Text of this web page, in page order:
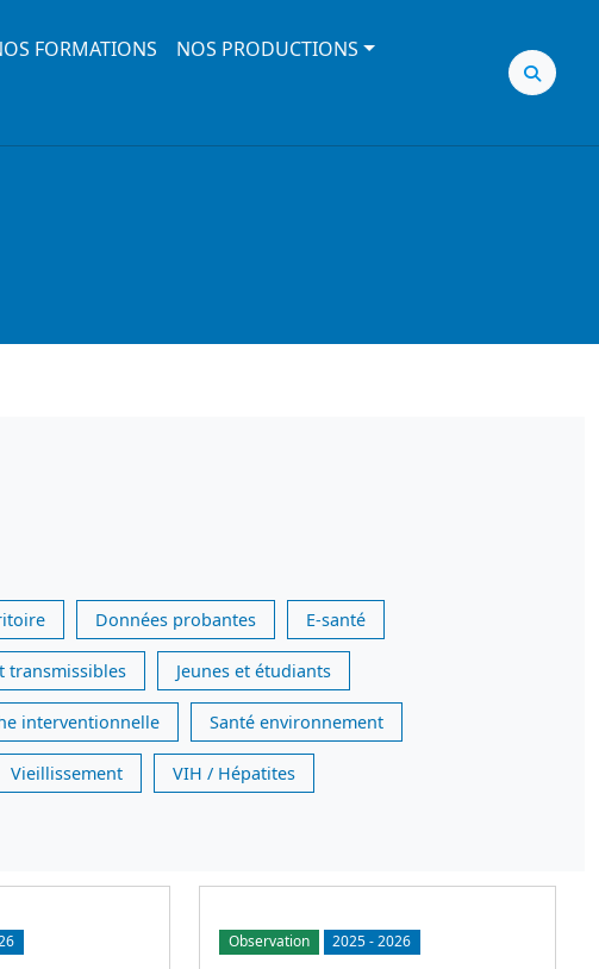
FORMATIONS
NOS PRODUCTIONS
Données probantes E-santé
transmissibles Jeunes et étudiants
interventionnelle Santé environnement
Vieillissement VIH / Hépatites
Observation 2025-2026